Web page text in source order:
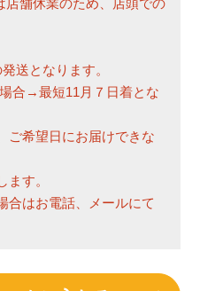
送となります。
合→最短11月７日着とな
ご希望日にお届けできな
ます。
合はお電話、メールにて